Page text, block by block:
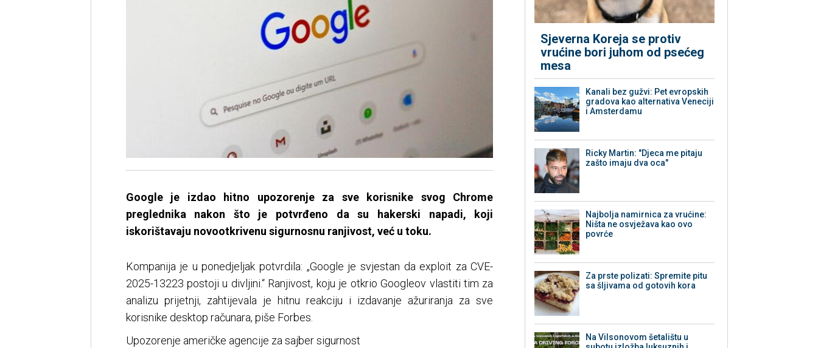
Google je izdao hitno upozorenje za sve korisnike svog Chrome
preglednika nakon što je potvrđeno da su hakerski napadi, koji
iskorištavaju novootkrivenu sigurnosnu ranjivost, već u toku.
Kompanija je u ponedjeljak potvrdila: „Google je svjestan da exploit za CVE-
2025-13223 postoji u divljini.“ Ranjivost, koju je otkrio Googleov vlastiti tim za
analizu prijetnji, zahtijevala je hitnu reakciju i izdavanje ažuriranja za sve
korisnike desktop računara, piše Forbes.
Upozorenje američke agencije za sajber sigurnost
Sjeverna Koreja se protiv
vrućine bori juhom od psećeg
mesa
Kanali bez gužvi: Pet evropskih
gradova kao alternativa Veneciji
i Amsterdamu
Ricky Martin: "Djeca me pitaju
zašto imaju dva oca"
Najbolja namirnica za vrućine:
Ništa ne osvježava kao ovo
povrće
Za prste polizati: Spremite pitu
sa šljivama od gotovih kora
Na Vilsonovom šetalištu u